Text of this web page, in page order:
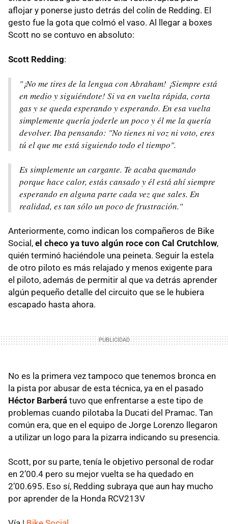
aflojar y ponerse justo detrás del colín de Redding. El
gesto fue la gota que colmó el vaso. Al llegar a boxes
Scott no se contuvo en absoluto:
Scott Redding:
"¡No me tires de la lengua con Abraham! ¡Siempre está
en medio y siguiéndote! Si va en vuelta rápida, corta
gas y se queda esperando y esperando. En esa vuelta
simplemente quería joderle un poco y él me la quería
devolver. Iba pensando: "No tienes ni voz ni voto, eres
tú el que me está siguiendo todo el tiempo".
Es simplemente un cargante. Te acaba quemando
porque hace calor, estás cansado y él está ahí siempre
esperando en alguna parte cada vez que sales. En
realidad, es tan sólo un poco de frustración."
Anteriormente, como indican los compañeros de Bike
Social, el checo ya tuvo algún roce con Cal Crutchlow,
quién terminó haciéndole una peineta. Seguir la estela
de otro piloto es más relajado y menos exigente para
el piloto, además de permitir al que va detrás aprender
algún pequeño detalle del circuito que se le hubiera
escapado hasta ahora.
No es la primera vez tampoco que tenemos bronca en
la pista por abusar de esta técnica, ya en el pasado
Héctor Barberá tuvo que enfrentarse a este tipo de
problemas cuando pilotaba la Ducati del Pramac. Tan
común era, que en el equipo de Jorge Lorenzo llegaron
a utilizar un logo para la pizarra indicando su presencia.
Scott, por su parte, tenía le objetivo personal de rodar
en 2’00.4 pero su mejor vuelta se ha quedado en
2’00.695. Eso sí, Redding subraya que aun hay mucho
por aprender de la Honda RCV213V